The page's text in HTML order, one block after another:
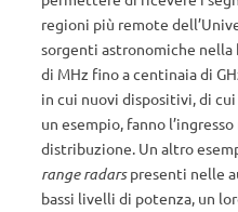
regioni più remote
sorgenti astronomiche nella
di MHz fino a centinaia di
in cui nuovi dispositivi, di
un esempio, fanno
distribuzione. Un altro
range radarspresenti nelle
bassi livelli di potenza, un